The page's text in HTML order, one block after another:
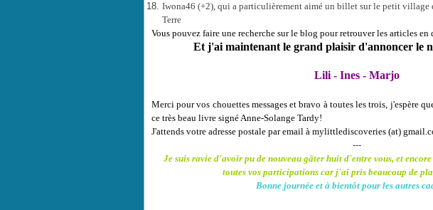
Iwona46 (+2), qui a particulièrement aimé un billet sur le petit village
Terre
Vous pouvez faire une recherche sur le blog pour retrouver les articles en
Et j'ai maintenant le grand plaisir d'annoncer le
Lili - Ines - Marjo
Merci pour vos chouettes messages et bravo à toutes les trois, j'espère
ce très beau livre signé Anne-Solange Tardy!
J'attends votre adresse postale par email à mylittlediscoveries (at)
---
Je suis ravie d'avoir pu de nouveau gâter huit d'entre vous, et e
toutes vos participations car j'ai pris beaucoup de
Bonne journée et à bientôt pour les autres